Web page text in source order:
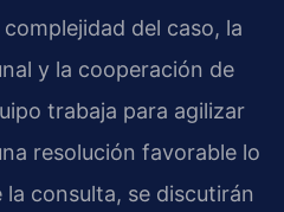
del caso, la
y la cooperación de
trabaja para agilizar
resolución favorable lo
consulta, se discutirán